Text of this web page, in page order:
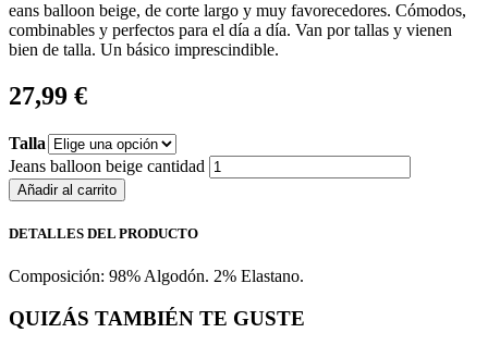
eans balloon beige, de corte largo y muy favorecedores. Cómodos,
combinables y perfectos para el día a día. Van por tallas y vienen
bien de talla. Un básico imprescindible.
27,99 €
Talla
Jeans balloon beige cantidad
Añadir al carrito
DETALLES DEL PRODUCTO
Composición: 98% Algodón. 2% Elastano.
QUIZÁS TAMBIÉN TE GUSTE